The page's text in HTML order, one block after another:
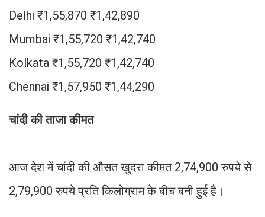
Delhi ₹1,55,870 ₹1,42,890
Mumbai ₹1,55,720 ₹1,42,740
Kolkata ₹1,55,720 ₹1,42,740
Chennai ₹1,57,950 ₹1,44,290
चांदी की ताजा कीमत
आज देश में चांदी की औसत खुदरा कीमत 2,74,900 रुपये से
2,79,900 रुपये प्रति किलोग्राम के बीच बनी हुई है।